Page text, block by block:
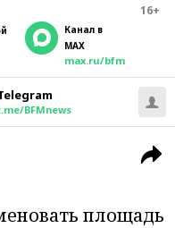
16+
Канал в
MAX
max.ru/bfm
BFMnews
площадь